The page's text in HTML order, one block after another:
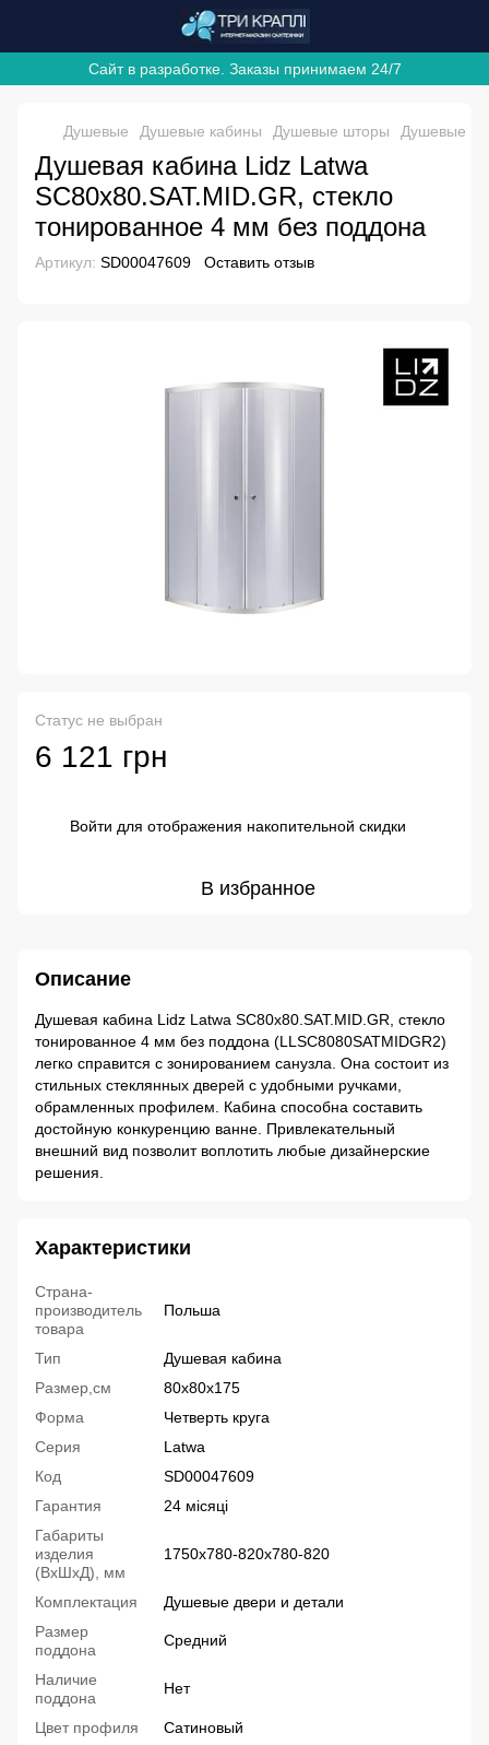
Сайт в разработке. Заказы принимаем 24/7
Душевые Душевые кабины Душевые шторы Душевые
Душевая кабина Lidz Latwa
SC80x80.SAT.MID.GR, стекло
тонированное 4 мм без поддона
Артикул: SD00047609 Оставить отзыв
Статус не выбран
6 121 грн
Войти для отображения накопительной скидки
В избранное
Описание
Душевая кабина Lidz Latwa SC80x80.SAT.MID.GR, стекло
тонированное 4 мм без поддона (LLSC8080SATMIDGR2)
легко справится с зонированием санузла. Она состоит из
стильных стеклянных дверей с удобными ручками,
обрамленных профилем. Кабина способна составить
достойную конкуренцию ванне. Привлекательный
внешний вид позволит воплотить любые дизайнерские
решения.
Характеристики
Страна-
производитель
товара
Польша
Тип
Душевая кабина
Размер,см
80x80x175
Форма
Четверть круга
Серия
Latwa
Код
SD00047609
Гарантия
24 місяці
Габариты
изделия
(ВхШхД), мм
1750х780-820х780-820
Комплектация
Душевые двери и детали
Размер
поддона
Средний
Наличие
поддона
Нет
Цвет профиля
Сатиновый